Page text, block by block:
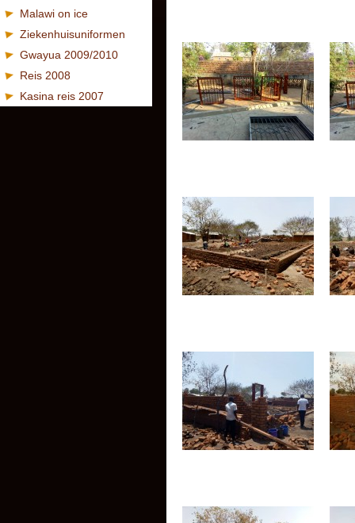
Malawi on ice
Ziekenhuisuniformen
Gwayua 2009/2010
Reis 2008
Kasina reis 2007